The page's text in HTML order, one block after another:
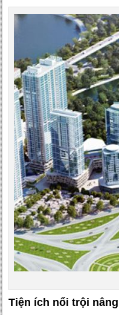
Tiện ích nổi trội